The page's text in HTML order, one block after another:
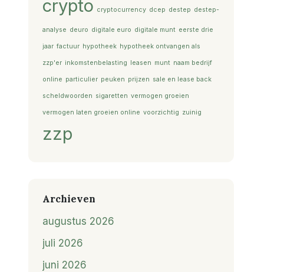
crypto cryptocurrency dcep destep destep-
analyse deuro digitale euro digitale munt eerste drie
jaar factuur hypotheek hypotheek ontvangen als
zzp'er inkomstenbelasting leasen munt naam bedrijf
online particulier peuken prijzen sale en lease back
scheldwoorden sigaretten vermogen groeien
vermogen laten groeien online voorzichtig zuinig
zzp
Archieven
augustus 2026
juli 2026
juni 2026